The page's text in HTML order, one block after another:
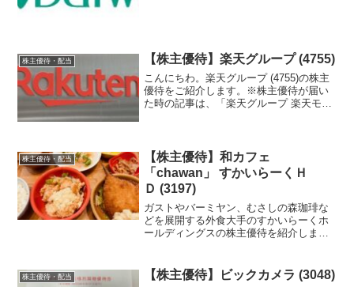
株主優待・配当 【株主優待】楽天グループ (4755)
こんにちわ。楽天グループ (4755)の株主
優待をご紹介します。※株主優待が届い
た時の記事は、「楽天グループ 楽天モバ
株主優待・配当
【株主優待】和カフェ
「chawan」 すかいらーくＨ
Ｄ (3197)
ガストやバーミヤン、むさしの森珈琲な
どを展開する外食大手のすかいらーくホ
ールディングスの株主優待を紹介しま
株主優待・配当 【株主優待】ビックカメラ (3048)